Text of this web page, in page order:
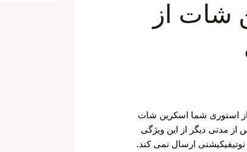
شات از
کسی از استوری شما اسکرین شات
از مدتی دیگر از این ویژگی
ارسال نمی کند.